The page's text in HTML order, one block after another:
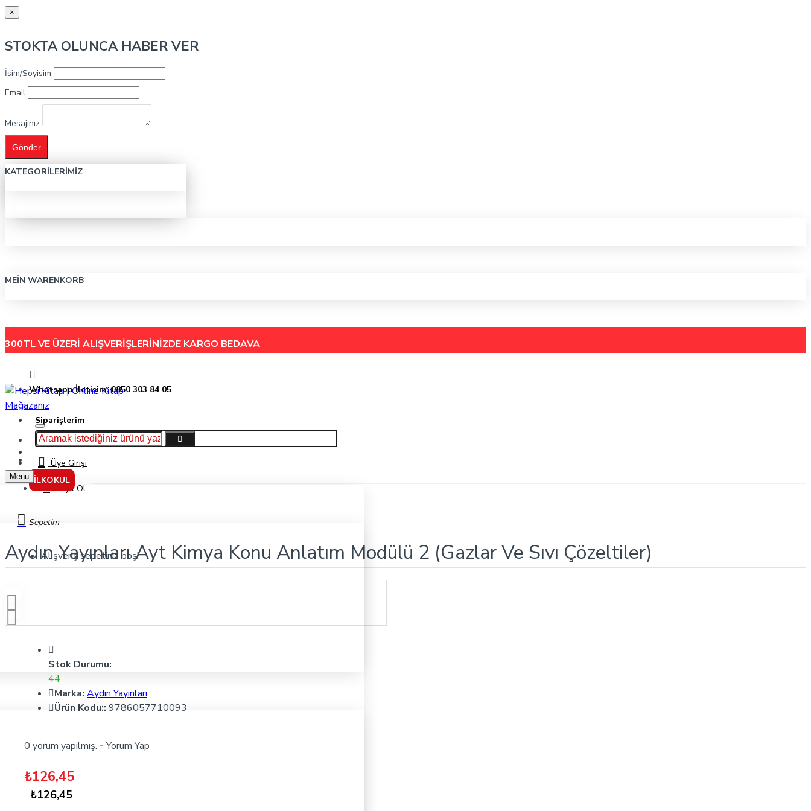
×
STOKTA OLUNCA HABER VER
İsim/Soyisim
Email
Mesajınız
Gönder
KATEGORILERIMIZ
MEIN WARENKORB
300TL VE ÜZERİ ALIŞVERİŞLERİNİZDE KARGO BEDAVA
Whatsapp İletişim: 0850 303 84 05
Siparişlerim
Hakkımızda
İletişimÜye Girişi
Kayıt Ol
Sepetim
Alışveriş sepetiniz boş!
İLKOKUL
Menu
Aydın Yayınları Ayt Kimya Konu Anlatım Modülü 2 (Gazlar Ve Sıvı Çözeltiler)
Aydın Yayınları Ayt Kimya Konu Anlatım Modülü 2 (Gazlar Ve Sıvı Çözeltiler)
Stok Durumu:
44
Marka: Aydın Yayınları
Ürün Kodu:: 9786057710093
0 yorum yapılmış. - Yorum Yap
₺126,45
₺126,45